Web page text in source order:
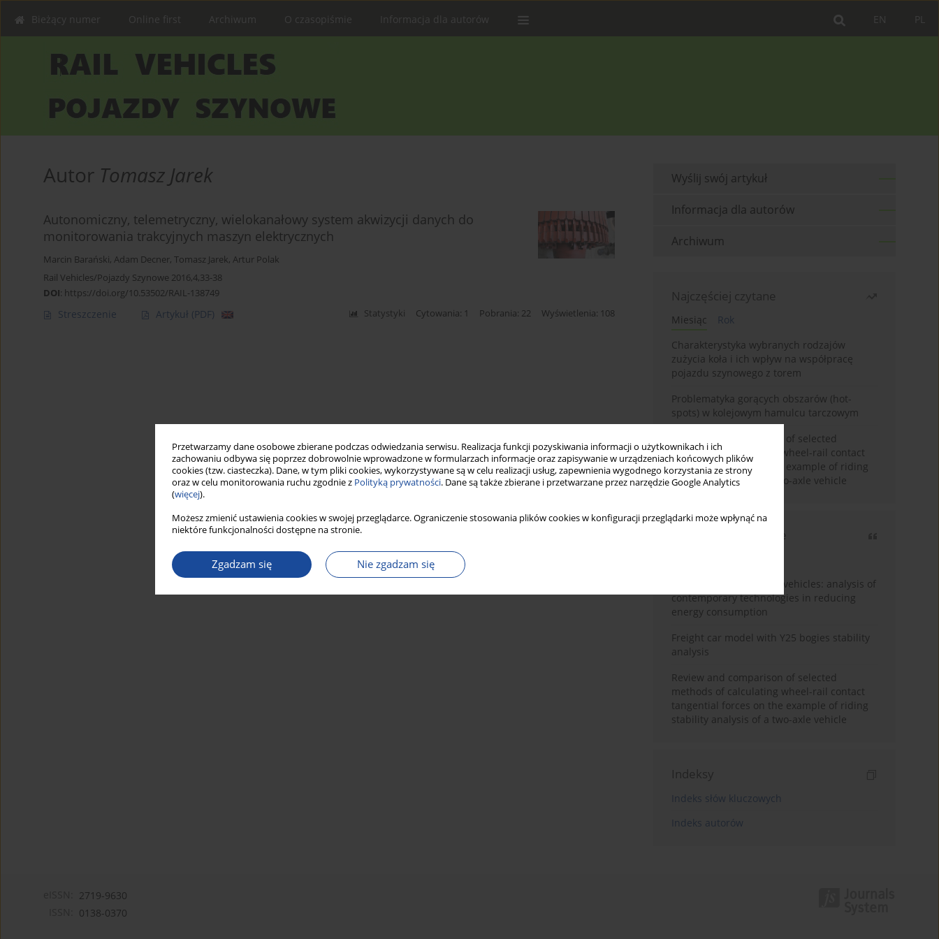
Przetwarzamy dane osobowe zbierane podczas odwiedzania serwisu. Realizacja funkcji pozyskiwania informacji o użytkownikach i ich
zachowaniu odbywa się poprzez dobrowolnie wprowadzone w formularzach informacje oraz zapisywanie w urządzeniach końcowych plików
cookies (tzw. ciasteczka). Dane, w tym pliki cookies, wykorzystywane są w celu realizacji usług, zapewnienia wygodnego korzystania ze strony
oraz w celu monitorowania ruchu zgodnie z Polityką prywatności. Dane są także zbierane i przetwarzane przez narzędzie Google Analytics
(więcej).
Możesz zmienić ustawienia cookies w swojej przeglądarce. Ograniczenie stosowania plików cookies w konfiguracji przeglądarki może wpłynąć na
niektóre funkcjonalności dostępne na stronie.
Zgadzam się Nie zgadzam się
PL
EN
Bieżący numer Online first Archiwum O czasopiśmie Informacja dla autorów
Autor Tomasz Jarek
Autonomiczny, telemetryczny, wielokanałowy system akwizycji danych do
monitorowania trakcyjnych maszyn elektrycznych
Marcin Barański, Adam Decner, Tomasz Jarek, Artur Polak
Rail Vehicles/Pojazdy Szynowe 2016,4,33-38
DOI: https://doi.org/10.53502/RAIL-138749
Streszczenie Artykuł (PDF) Statystyki Cytowania: 1 Pobrania: 22 Wyświetlenia: 108
Wyślij swój artykuł
Informacja dla autorów
Archiwum
Najczęściej czytane
Miesiąc
Rok
Charakterystyka wybranych rodzajów
zużycia koła i ich wpływ na współpracę
pojazdu szynowego z torem
Problematyka gorących obszarów (hot-
spots) w kolejowym hamulcu tarczowym
Review and comparison of selected
methods of calculating wheel-rail contact
tangential forces on the example of riding
stability analysis of a two-axle vehicle
Najczęściej cytowane
Energy efficiency in rail vehicles: analysis of
contemporary technologies in reducing
energy consumption
Freight car model with Y25 bogies stability
analysis
Review and comparison of selected
methods of calculating wheel-rail contact
tangential forces on the example of riding
stability analysis of a two-axle vehicle
Indeksy
Indeks słów kluczowych
Indeks autorów
2719-9630
0138-0370